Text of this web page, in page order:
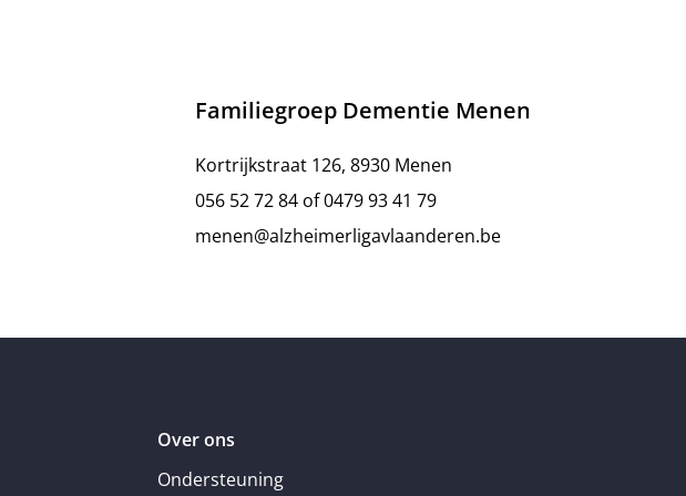
Familiegroep Dementie Menen
Kortrijkstraat 126, 8930 Menen
056 52 72 84 of 0479 93 41 79
menen@alzheimerligavlaanderen.be
Over ons
Ondersteuning